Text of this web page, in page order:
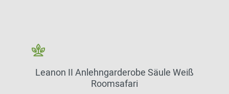
Leanon II Anlehngarderobe Säule Weiß
Roomsafari